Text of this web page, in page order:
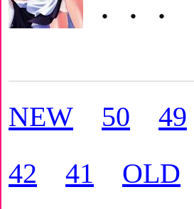
・・・
NEW 50 49
42
41 OLD